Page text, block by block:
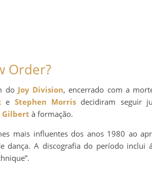
Order?
do Joy Division, encerrado com a
e Stephen Morris decidiram seguir
Gilbert à formação.
mais influentes dos anos 1980 ao
dança. A discografia do período inclui